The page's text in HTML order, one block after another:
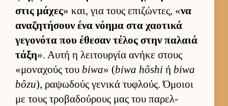
στις μάχες» και, για τους επιζώντες, «να
αναζητήσουν ένα νόημα στα χαοτικά
γεγονότα που έθεσαν τέλος στην παλαιά
τάξη». Αυτή η λει­τουρ­γία ανήκε στους
«μοναχούς του biwa» (biwa hôshi ή biwa
bôzu), ραψωδούς γενικά τυφλούς. Όμοιοι
με τους τροβαδού­ρους μας του παρελ­